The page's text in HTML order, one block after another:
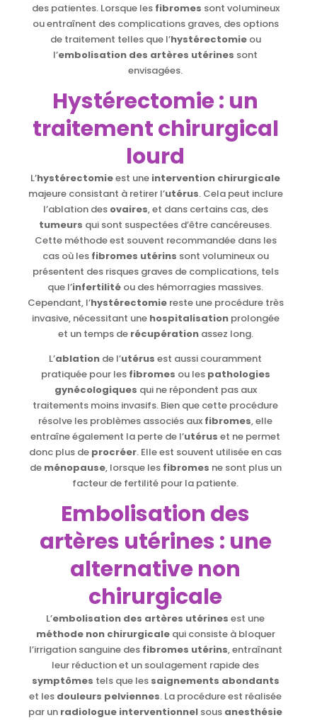
des patientes. Lorsque les fibromes sont volumineux
ou entraînent des complications graves, des options
de traitement telles que l’hystérectomieou
l’embolisation des artères utérines sont
envisagées.
Hystérectomie : un
traitement chirurgical
lourd
L’hystérectomieest une intervention chirurgicale
majeure consistant à retirer l’utérus. Cela peut inclure
l’ablation des ovaires, et dans certains cas, des
tumeurs qui sont suspectées d’être cancéreuses.
Cette méthode est souvent recommandée dans les
cas où les fibromes utérins sont volumineux ou
présentent des risques graves de complications, tels
que l’infertilité ou des hémorragies massives.
Cependant, l’hystérectomiereste une procédure très
invasive, nécessitant une hospitalisationprolongée
et un temps de récupérationassez long.
L’ablation de l’utérus est aussi couramment
pratiquée pour les fibromes ou les pathologies
gynécologiques qui ne répondent pas aux
traitements moins invasifs. Bien que cette procédure
résolve les problèmes associés aux fibromes, elle
entraîne également la perte de l’utérus et ne permet
donc plus de procréer. Elle est souvent utilisée en cas
de ménopause, lorsque les fibromes ne sont plus un
facteur de fertilité pour la patiente.
Embolisation des
artères utérines : une
alternative non
chirurgicale
L’embolisation des artères utérines est une
méthode non chirurgicalequi consiste à bloquer
l’irrigation sanguine des fibromes utérins, entraînant
leur réduction et un soulagement rapide des
symptômes tels que les saignements abondants
et les douleurs pelviennes. La procédure est réalisée
par un radiologue interventionnel sous anesthésie